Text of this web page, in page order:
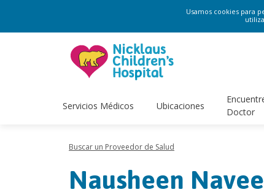
Usamos cookies para
Servicios Médicos Ubicaciones
Doctor
Buscar un Proveedor de Salud
Nausheen